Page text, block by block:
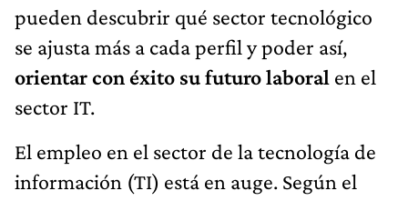
pueden descubrir qué sector tecnológico
se ajusta más a cada perfil y poder así,
orientar con éxito su futuro laboral en el
sector IT.
El empleo en el sector de la tecnología de
información (TI) está en auge. Según el